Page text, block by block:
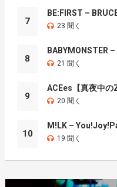
7
BE:FIRST –
23 聞く
8
BABYMONSTER –
21 聞く
9
ACEes【真夜中の
20 聞く
10
M!LK –
19 聞く